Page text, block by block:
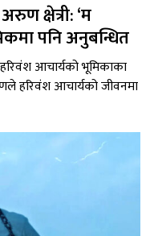
क्षेत्री: ‘म
पनि अनुबन्धित
आचार्यको भूमिकाका
हरिवंश आचार्यको जीवनमा